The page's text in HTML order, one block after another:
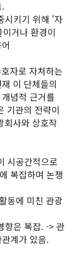
시키기 위해 '자
거나 환경이
자로 자처하는
이 단체들의
념적 근거를
기관의 전략이
회사와 상호작
시공간적으로
복잡하며 논쟁
동에 미친 관광
향은 복잡. -> 관
계가 있음.